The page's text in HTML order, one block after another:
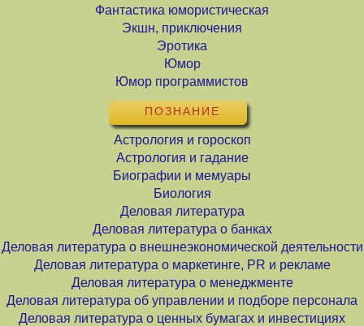
Фантастика юмористическая
Экшн, приключения
Эротика
Юмор
Юмор программистов
ПОЗНАНИЕ
Астрология и гороскоп
Астрология и гадание
Биографии и мемуары
Биология
Деловая литература
Деловая литература о банках
Деловая литература о внешнеэкономической деятельности
Деловая литература о маркетинге, PR и рекламе
Деловая литература о менеджменте
Деловая литература об управлении и подборе персонала
Деловая литература о ценных бумагах и инвестициях